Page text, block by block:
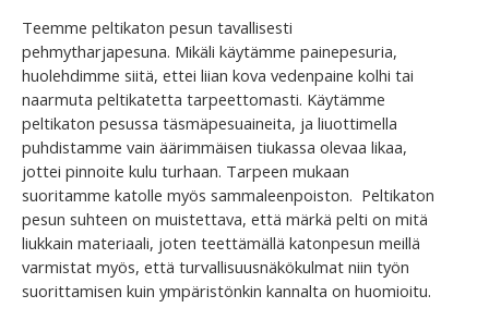
Teemme peltikaton pesun tavallisesti
pehmytharjapesuna. Mikäli käytämme painepesuria,
huolehdimme siitä, ettei liian kova vedenpaine kolhi tai
naarmuta peltikatetta tarpeettomasti. Käytämme
peltikaton pesussa täsmäpesuaineita, ja liuottimella
puhdistamme vain äärimmäisen tiukassa olevaa likaa,
jottei pinnoite kulu turhaan. Tarpeen mukaan
suoritamme katolle myös sammaleenpoiston. Peltikaton
pesun suhteen on muistettava, että märkä pelti on mitä
liukkain materiaali, joten teettämällä katonpesun meillä
varmistat myös, että turvallisuusnäkökulmat niin työn
suorittamisen kuin ympäristönkin kannalta on huomioitu.